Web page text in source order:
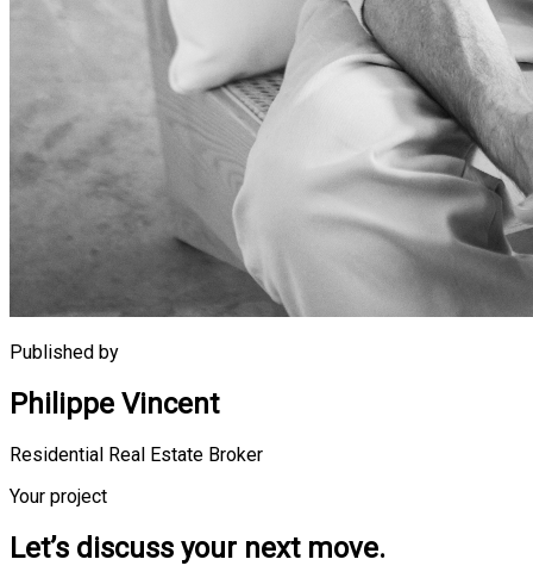
Published by
Philippe Vincent
Residential Real Estate Broker
Your project
Let’s discuss your next move.